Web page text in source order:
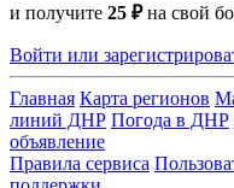
и получите 25 ₽на свой
Войти или
Главная Карта регионов
линий ДНР Погода в ДНР
объявление
Правила сервиса